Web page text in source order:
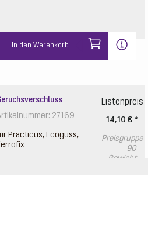
In den Warenkorb
27169
Practicus, Ecoguss,
Listenpreis
14,10 € *
Preisgruppe
90
Gewicht